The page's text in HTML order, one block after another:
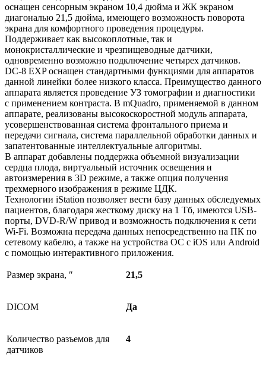
оснащен сенсорным экраном 10,4 дюйма и ЖК экраном
диагональю 21,5 дюйма, имеющего возможность поворота
экрана для комфортного проведения процедуры.
Поддерживает как высокоплотные, так и
монокристаллические и чрезпищеводные датчики,
одновременно возможно подключение четырех датчиков.
DC-8 EXP оснащен стандартными функциями для аппаратов
данной линейки более низкого класса. Преимущество данного
аппарата является проведение УЗ томографии и диагностики
с применением контраста. В mQuadro, применяемой в данном
аппарате, реализованы высокоскоростной модуль аппарата,
усовершенствованная система фронтального приема и
передачи сигнала, система параллельной обработки данных и
запатентованные интеллектуальные алгоритмы.
В аппарат добавлены поддержка объемной визуализации
сердца плода, виртуальный источник освещения и
автоизмерения в 3D режиме, а также опция получения
трехмерного изображения в режиме ЦДК.
Технологии iStation позволяет вести базу данных обследуемых
пациентов, благодаря жесткому диску на 1 Тб, имеются USB-
порты, DVD-R/W привод и возможность подключения к сети
Wi-Fi. Возможна передача данных непосредственно на ПК по
сетевому кабелю, а также на устройства ОС с iOS или Android
с помощью интерактивного приложения.
Размер экрана, ″ 21,5
DICOM Да
Количество разъемов для
датчиков
4